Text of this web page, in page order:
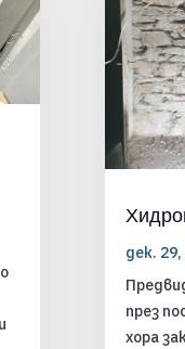
дек.
през
хора